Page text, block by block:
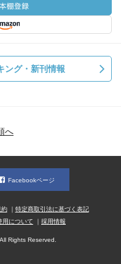
ング・新刊情報
へ
Facebookページ
約
特定商取引法に基づく表記
用について 採用情報
Rights Reserved.